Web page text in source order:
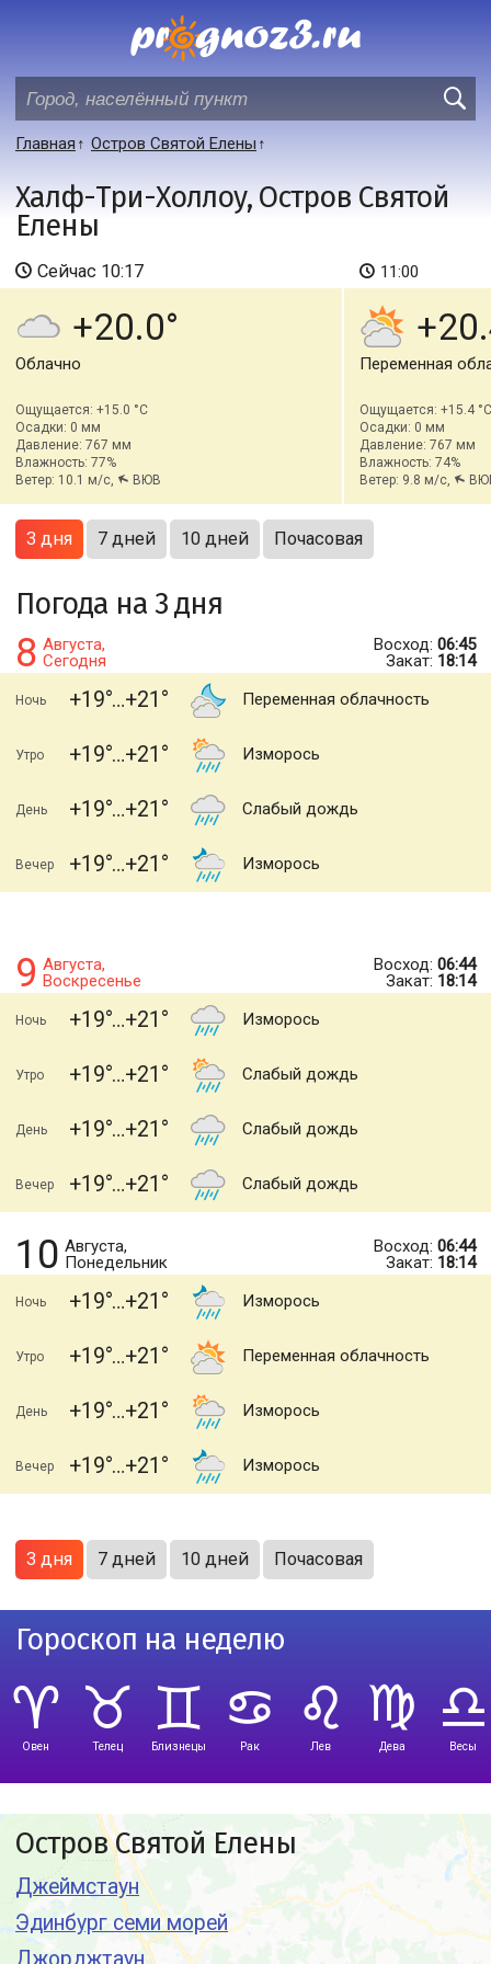
Главная Остров Святой Елены
Халф-Три-Холлоу, Остров Святой
Елены
Сейчас 10:17
+20.0
Облачно
Ощущается: +15.0 °C
Осадки: 0 мм
Давление: 767 мм
Влажность: 77%
Ветер: 10.1 м/с,
ВЮВ
11:00
Переменная
Ощущается: +15.4 °C
Осадки: 0 мм
Давление: 767 мм
Влажность: 74%
Ветер: 9.8 м/с,
3 дня 7 дней 10 дней Почасовая
Погода на 3 дня
8 Августа,
Сегодня
Восход: 06:45
Закат: 18:14
Ночь +19 +21 Переменная облачность
Утро +19 +21 Изморось
День +19 +21 Слабый дождь
Вечер +19 +21 Изморось
9 Августа,
Воскресенье
Восход: 06:44
Закат: 18:14
Ночь +19 +21 Изморось
Утро +19 +21 Слабый дождь
День +19 +21 Слабый дождь
Вечер +19 +21 Слабый дождь
10 Августа,
Понедельник
Восход: 06:44
Закат: 18:14
Ночь +19 +21 Изморось
Утро +19 +21 Переменная облачность
День +19 +21 Изморось
Вечер +19 +21 Изморось
3 дня 7 дней 10 дней Почасовая
Гороскоп на неделю
Овен Телец Близнецы Рак Лев Дева Весы
Остров Святой Елены
Джеймстаун
Эдинбург семи морей